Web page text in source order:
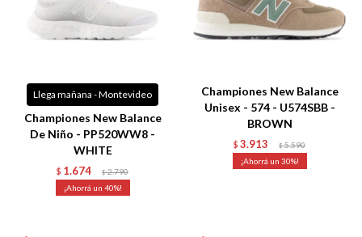
Llega mañana - Montevideo
Championes New Balance
De Niño - PP520WW8 -
WHITE
$ 1.674 $ 2.790
40
Championes New Balance
Unisex - 574 - U574SBB -
BROWN
$ 3.913 $ 5.590
30